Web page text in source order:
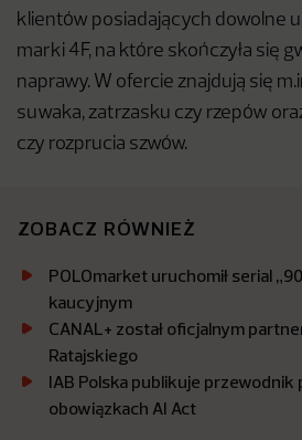
klientów posiadających dowolne
marki 4F, na które skończyła się
naprawy. W ofercie znajdują się
suwaka, zatrzasku czy rzepów
czy rozprucia szwów.
ZOBACZ RÓWNIEŻ
POLOmarket uruchomił serial
kaucyjnym
CANAL+ został oficjalnym
Ratajskiego
IAB Polska publikuje przewodnik
obowiązkach AI Act